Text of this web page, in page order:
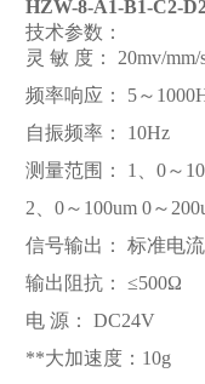
HZW-8-A1-B1-C2-
技术参数：
灵 敏 度： 20mv/mm/
频率响应： 5～
自振频率： 10Hz
测量范围： 1、0～
2、0～100um 0～
信号输出： 标准电
输出阻抗： ≤500Ω
电 源： DC24V
**大加速度：10g